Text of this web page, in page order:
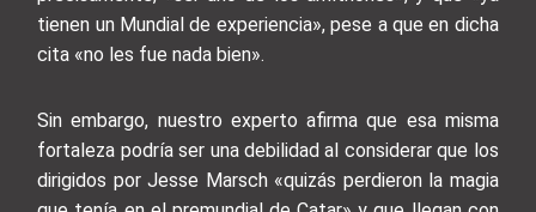
tienen un Mundial de experiencia», pese a que en dicha
cita «no les fue nada bien».
Sin embargo, nuestro experto afirma que esa misma
fortaleza podría ser una debilidad al considerar que los
dirigidos por Jesse Marsch «quizás perdieron la magia